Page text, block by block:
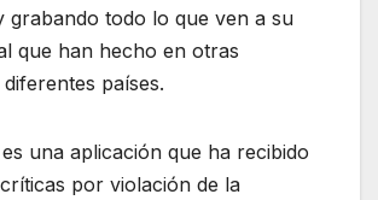
grabando todo lo que ven a su
que han hecho en otras
países.
una aplicación que ha recibido
por violación de la